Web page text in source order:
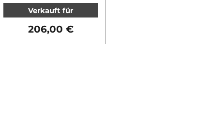
Verkauft für
206,00 €